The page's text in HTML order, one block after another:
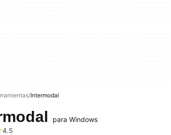
Intermodal
para Windows
4.5